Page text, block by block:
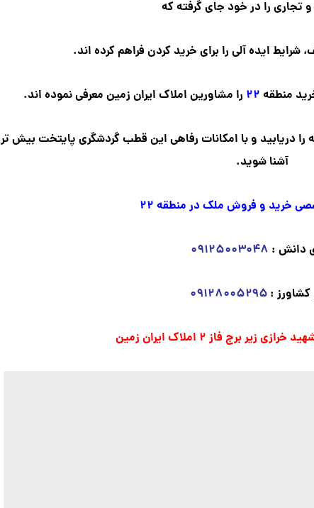
و تجاری را در خود جای گرفته که
شرایط ایده آلی را برای خرید کردن فراهم کرده اند.
منطقه ۲۲ را مشاورین املاک ایران زمین معرفی نموده اند.
دریابید و با امکانات رفاهی این قطب گردشگری پایتخت بیش تر
آشنا شوید.
خرید و فروش ملک در منطقه ۲۲
دانش : ۰۹۱۲۵۰۰۳۰۴۸
کشاورز :۰۹۱۲۸۰۰۵۲۹۵
برج فاز ۲ املاک ایران زمین